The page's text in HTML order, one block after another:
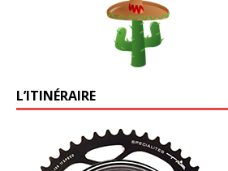
L’ITINÉRAIRE